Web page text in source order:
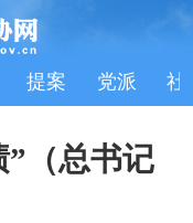
提案 党派 社
”（总书记